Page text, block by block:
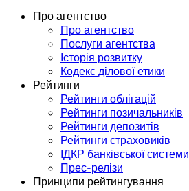
Про агентство
Про агентство
Послуги агентства
Історія розвитку
Кодекс ділової етики
Рейтинги
Рейтинги облігацій
Рейтинги позичальників
Рейтинги депозитів
Рейтинги страховиків
ІДКР банківської системи
Прес-релізи
Принципи рейтингування